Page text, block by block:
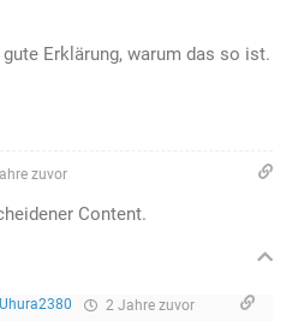
Erklärung, warum das so ist.
zuvor
Content.
Uhura2380 2 Jahre zuvor